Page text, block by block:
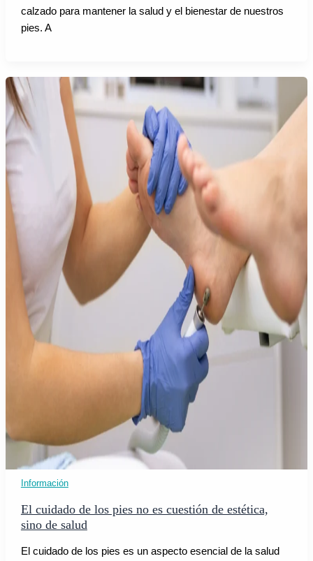
calzado para mantener la salud y el bienestar de nuestros
pies. A
Información
El cuidado de los pies no es cuestión de estética,
sino de salud
El cuidado de los pies es un aspecto esencial de la salud